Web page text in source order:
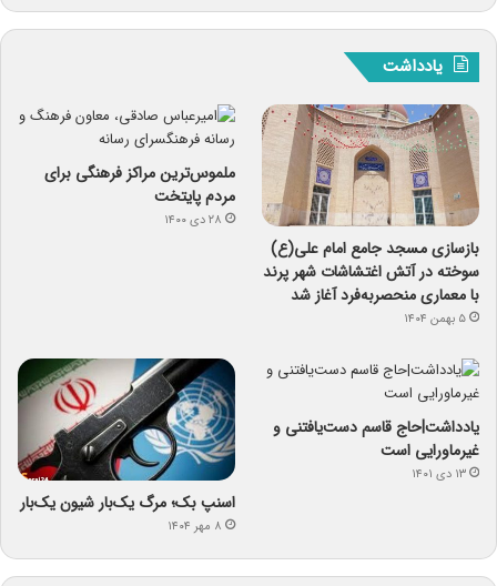
یادداشت
بازسازی مسجد جامع امام علی(ع)
سوخته در آتش اغتشاشات شهر پرند
با معماری منحصربه‌فرد آغاز شد
۵ بهمن ۱۴۰۴
ملموس‌ترین مراکز فرهنگی برای
مردم پایتخت
۲۸ دی ۱۴۰۰
یادداشت|حاج قاسم دست‌یافتنی و
غیرماورایی است
۱۳ دی ۱۴۰۱
اسنپ ‌بک؛ مرگ یک‌بار شیون یک‌بار
۸ مهر ۱۴۰۴